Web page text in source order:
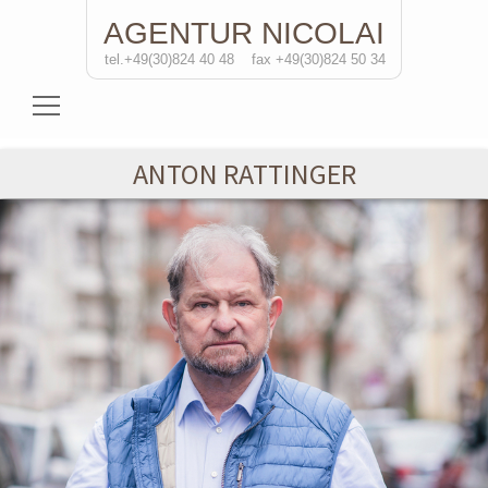
AGENTUR NICOLAI
tel.+49(30)824 40 48 fax +49(30)824 50 34
Schauspielerinnen
Schauspieler
Regisseure
Soloprojekte
Kontakt
ANTON RATTINGER